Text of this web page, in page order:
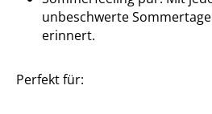
unbeschwerte
erinnert.
Perfekt für: